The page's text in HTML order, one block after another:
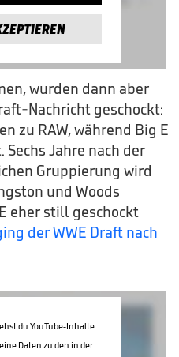
wurden dann aber
Nachricht geschockt:
zu RAW, während Big E
Jahre nach der
Gruppierung wird
und Woods
eher still geschockt
der WWE Draft nach
du YouTube-Inhalte
Daten zu den in der